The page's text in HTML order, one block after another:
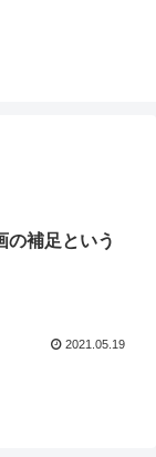
の補足という
2021.05.19